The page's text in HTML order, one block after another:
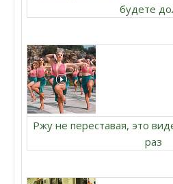
будете
Ржу не переставая, это
раз